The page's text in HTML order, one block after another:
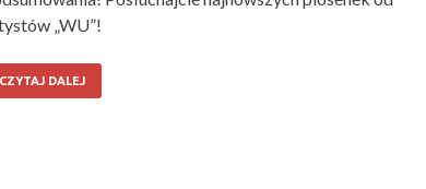
„WU”!
CZYTAJ DALEJ